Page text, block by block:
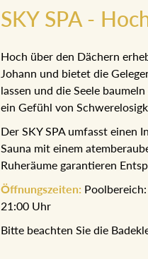
SKY SPA -
Hoch über den Dächern
Johann und bietet die
lassen und die Seele
dabei ein Gefühl von
Der SKY SPA umfasst
Bio-Sauna mit einem
Ruheräume garantieren
Öffnungszeiten:
bis 21:00 Uhr
Bitte beachten Sie die